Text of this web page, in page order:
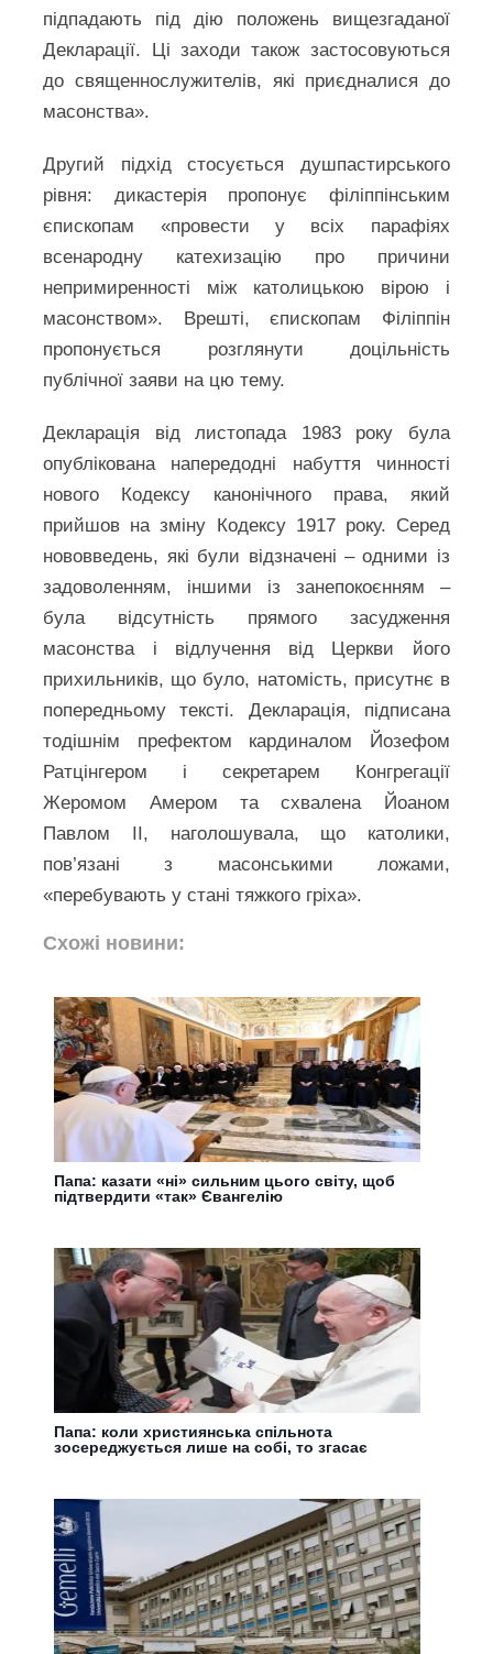
підпадають під дію положень вищезгаданої
Декларації. Ці заходи також застосовуються
до священнослужителів, які приєдналися до
масонства».
Другий підхід стосується душпастирського
рівня: дикастерія пропонує філіппінським
єпископам «провести у всіх парафіях
всенародну катехизацію про причини
непримиренності між католицькою вірою і
масонством». Врешті, єпископам Філіппін
пропонується розглянути доцільність
публічної заяви на цю тему.
Декларація від листопада 1983 року була
опублікована напередодні набуття чинності
нового Кодексу канонічного права, який
прийшов на зміну Кодексу 1917 року. Серед
нововведень, які були відзначені – одними із
задоволенням, іншими із занепокоєнням –
була відсутність прямого засудження
масонства і відлучення від Церкви його
прихильників, що було, натомість, присутнє в
попередньому тексті. Декларація, підписана
тодішнім префектом кардиналом Йозефом
Ратцінгером і секретарем Конгрегації
Жеромом Амером та схвалена Йоаном
Павлом ІІ, наголошувала, що католики,
пов’язані з масонськими ложами,
«перебувають у стані тяжкого гріха».
Схожі новини:
Папа: казати «ні» сильним цього світу, щоб
підтвердити «так» Євангелію
Папа: коли християнська спільнота
зосереджується лише на собі, то згасає